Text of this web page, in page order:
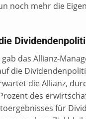
noch mehr die
das Allianz-
die
die Allianz,
des
für